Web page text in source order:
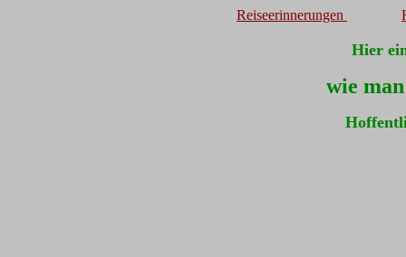
Reiseerinnerungen
Hier
wie